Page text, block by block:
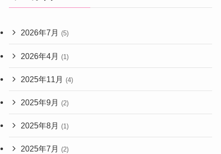
2026年7月 (5)
2026年4月 (1)
2025年11月 (4)
2025年9月 (2)
2025年8月 (1)
2025年7月 (2)